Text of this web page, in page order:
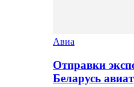
Авиа
Отправки
Беларусь